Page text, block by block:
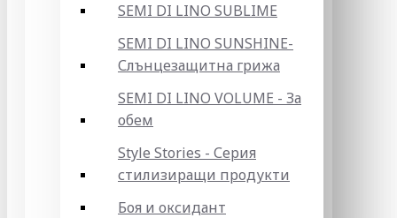
SEMI DI LINO SUBLIME
SEMI DI LINO SUNSHINE-
Слънцезащитна грижа
SEMI DI LINO VOLUME - За
обем
Style Stories - Серия
стилизиращи продукти
Боя и оксидант